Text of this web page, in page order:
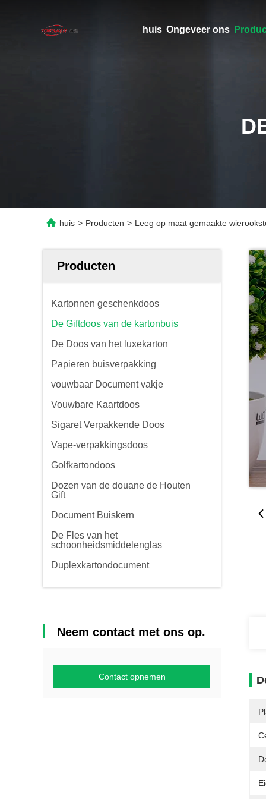
huis Ongeveer ons
huis > Producten > Leeg op maat gemaakte
Producten
Kartonnen geschenkdoos
De Giftdoos van de kartonbuis
De Doos van het luxekarton
Papieren buisverpakking
vouwbaar Document vakje
Vouwbare Kaartdoos
Sigaret Verpakkende Doos
Vape-verpakkingsdoos
Golfkartondoos
Dozen van de douane de Houten
Gift
Document Buiskern
De Fles van het
schoonheidsmiddelenglas
Duplexkartondocument
Neem contact met ons op.
Contact opnemen